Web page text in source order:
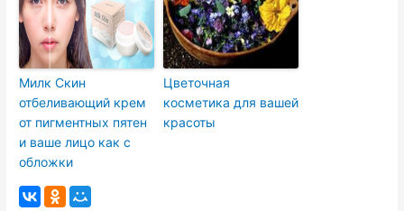
Милк Скин
отбеливающий крем
от пигментных пятен
и ваше лицо как с
обложки
Цветочная
косметика для вашей
красоты